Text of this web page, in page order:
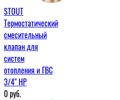
STOUT
Термостатический
смесительный
клапан для
систем
отопления и ГВС
3/4" НР
0руб.